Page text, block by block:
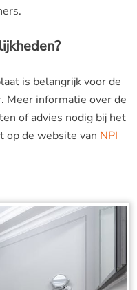
is belangrijk voor de
Meer informatie over de
of advies nodig bij het
op de website van NPI